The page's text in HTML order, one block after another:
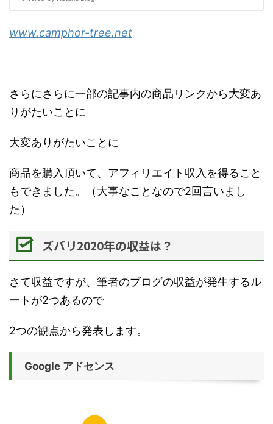
www.camphor-tree.net
さらにさらに一部の記事内の商品リンクから大変あ
りがたいことに
大変ありがたいことに
商品を購入頂いて、アフィリエイト収入を得ること
もできました。（大事なことなので2回言いまし
た）
ズバリ2020年の収益は？
さて収益ですが、筆者のブログの収益が発生するル
ートが2つあるので
2つの観点から発表します。
Google アドセンス